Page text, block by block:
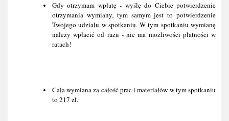
Gdy otrzymam wpłatę - wyślę do Ciebie potwierdzenie
otrzymania wymiany, tym samym jest to potwierdzenie
Twojego udziału w spotkaniu. W tym spotkaniu wymianę
należy wpłacić od razu - nie ma możliwości płatności w
ratach!
Cała wymiana za całość prac i materiałów w tym spotkaniu
to 217 zł.